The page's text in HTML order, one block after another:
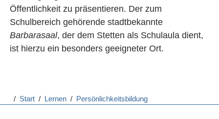
Öffentlichkeit zu präsentieren. Der zum
Schulbereich gehörende stadtbekannte
Barbarasaal, der dem Stetten als Schulaula dient,
ist hierzu ein besonders geeigneter Ort.
/ Start / Lernen / Persönlichkeitsbildung